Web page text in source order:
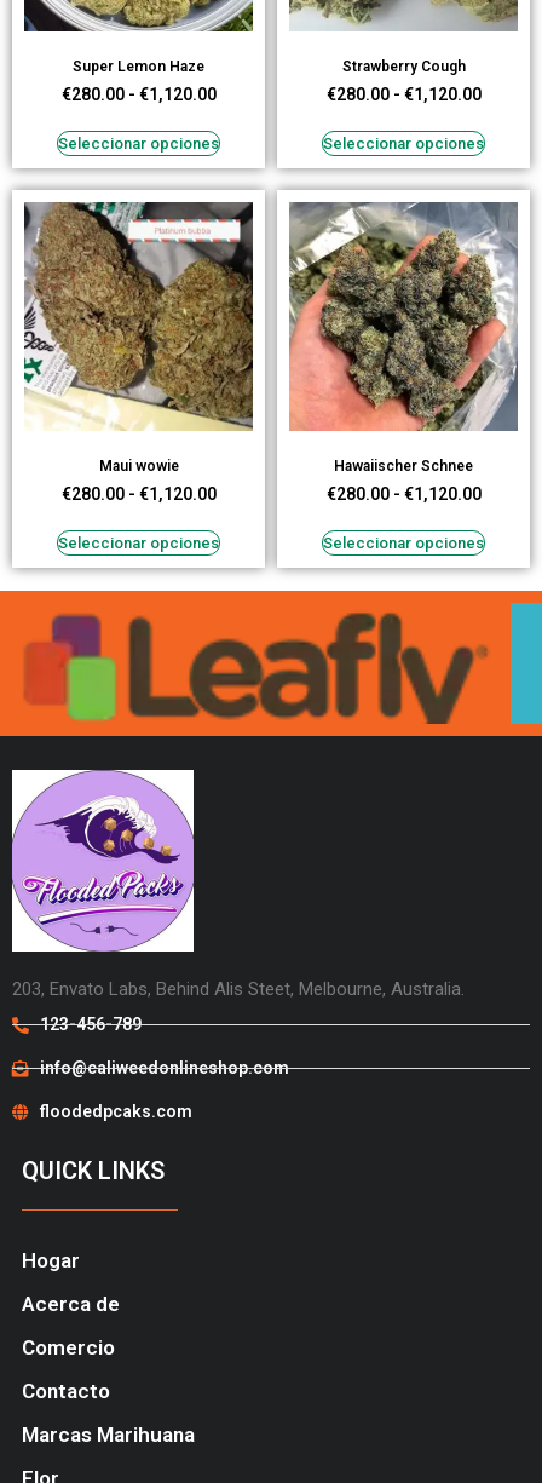
Super Lemon Haze
€280.00 - €1,120.00
Seleccionar opciones
Strawberry Cough
€280.00 - €1,120.00
Seleccionar opciones
Maui wowie
€280.00 - €1,120.00
Seleccionar opciones
Hawaiischer Schnee
€280.00 - €1,120.00
Seleccionar opciones
203, Envato Labs, Behind Alis Steet, Melbourne, Australia.
123-456-789
info@caliweedonlineshop.com
floodedpcaks.com
QUICK LINKS
Hogar
Acerca de
Comercio
Contacto
Marcas Marihuana
Flor